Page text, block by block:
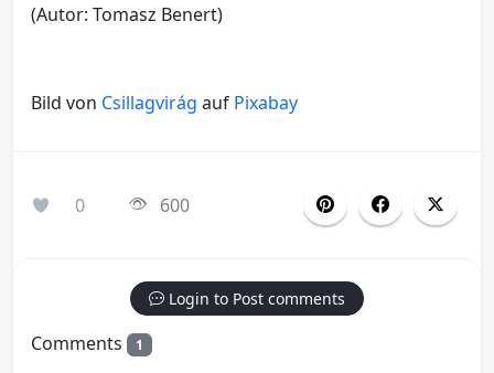
(Autor: Tomasz Benert)
Bild von Csillagvirág auf Pixabay
0 600
Login to Post comments
Comments 1